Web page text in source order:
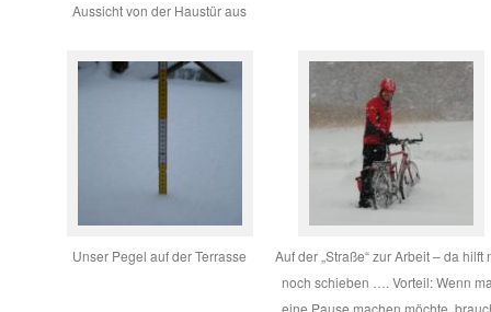
Aussicht von der Haustür aus
Unser Pegel auf der Terrasse
Auf der „Straße“ zur Arbeit – da hilft
noch schieben …. Vorteil: Wenn
eine Pause machen möchte,